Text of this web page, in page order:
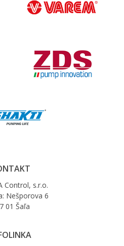
Control, s.r.o.
Nešporova 6
01 Šaľa